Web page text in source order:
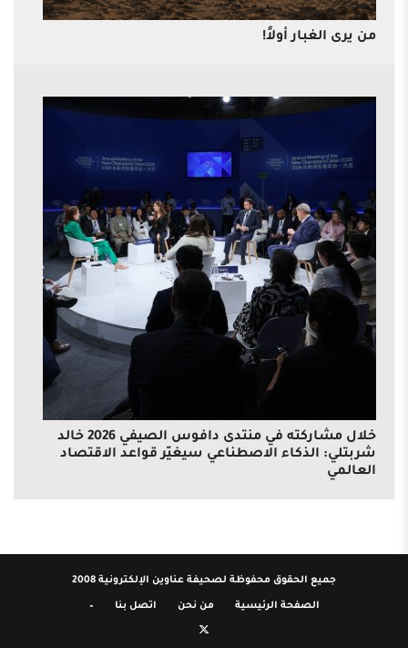
من يرى الغبار أولاً!
خلال مشاركته في منتدى دافوس الصيفي 2026 خالد
شربتلي: الذكاء الاصطناعي سيغيّر قواعد الاقتصاد
العالمي
جميع الحقوق محفوظة لصحيفة عناوين الإلكترونية 2008
الصفحة الرئيسية من نحن اتصل بنا –